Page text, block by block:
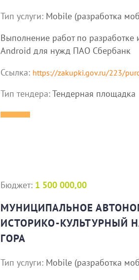
Тип услуги: Mobile (разработка
Выполнение работ по
Android для нужд ПАО Сбербанк
Ссылка: https://zakupki.gov.ru/223/
Тип тендера:Тендерная площадка
Бюджет: 1 500 000,00
МУНИЦИПАЛЬНОЕ
ИСТОРИКО-КУЛЬТУРНЫЙ
ГОРА
Тип услуги: Mobile (разработка